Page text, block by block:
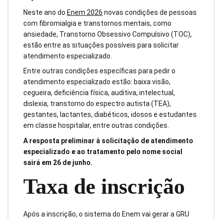
Neste ano do Enem 2026 novas condições de pessoas
com fibromialgia e transtornos mentais, como
ansiedade, Transtorno Obsessivo Compulsivo (TOC),
estão entre as situações possíveis para solicitar
atendimento especializado.
Entre outras condições específicas para pedir o
atendimento especializado estão: baixa visão,
cegueira, deficiência física, auditiva, intelectual,
dislexia, transtorno do espectro autista (TEA),
gestantes, lactantes, diabéticos, idosos e estudantes
em classe hospitalar, entre outras condições.
A resposta preliminar à solicitação de atendimento
especializado e ao tratamento pelo nome social
sairá em 26 de junho.
Taxa de inscrição
Após a inscrição, o sistema do Enem vai gerar a GRU